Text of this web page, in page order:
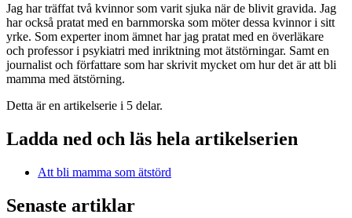
Jag har träffat två kvinnor som varit sjuka när de blivit gravida. Jag
har också pratat med en barnmorska som möter dessa kvinnor i sitt
yrke. Som experter inom ämnet har jag pratat med en överläkare
och professor i psykiatri med inriktning mot ätstörningar. Samt en
journalist och författare som har skrivit mycket om hur det är att bli
mamma med ätstörning.
Detta är en artikelserie i 5 delar.
Ladda ned och läs hela artikelserien
Att bli mamma som ätstörd
Senaste artiklar